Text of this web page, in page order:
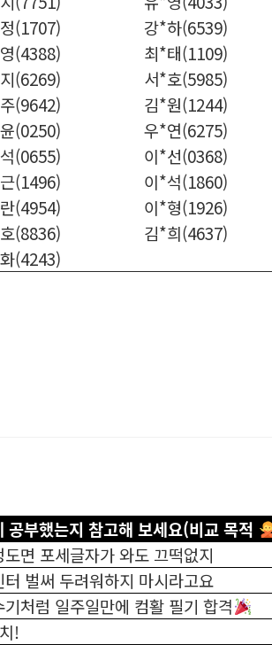
(1707) 강*하(6539)
(4388) 최*태(1109)
(6269) 서*호(5985)
(9642) 김*원(1244)
(0250) 우*연(6275)
(0655) 이*선(0368)
(1496) 이*석(1860)
(4954) 이*형(1926)
(8836) 김*희(4637)
(4243)
공부했는지 참고해 보세요(비교 목적
도면 포세글자가 와도 끄떡없지
터 벌써 두려워하지 마시라고요
처럼 일주일만에 컴활 필기 합격
!